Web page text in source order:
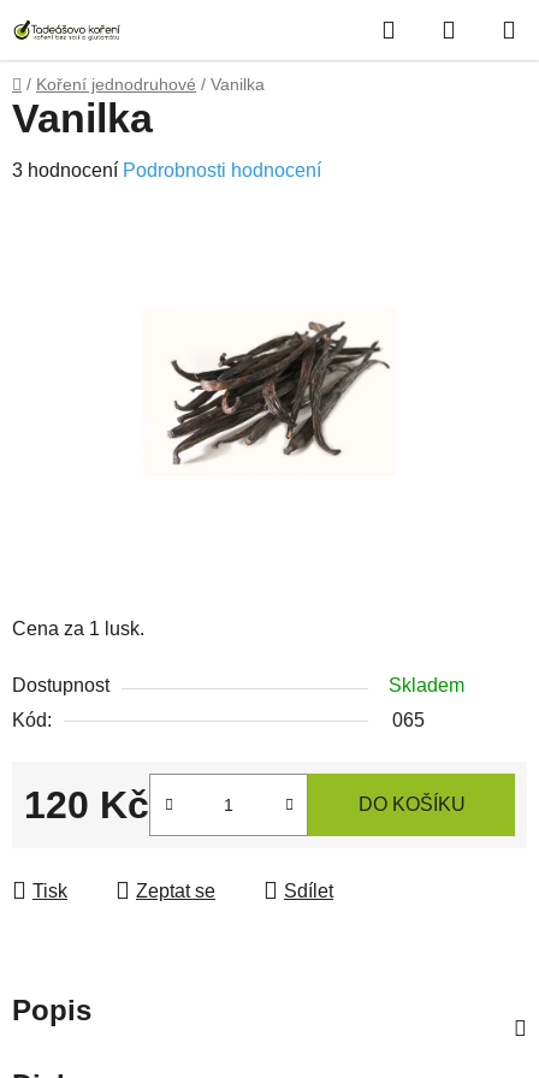
na
obsah
Hledat
KOŠÍK
Domů
/ Koření jednodruhové / Vanilka
Cena za 1 lusk.
Dostupnost
Skladem
Kód:
065
120 Kč DO KOŠÍKU
Tisk Zeptat se Sdílet
Vanilka
Průměrné
3 hodnocení Podrobnosti hodnocení
Popis